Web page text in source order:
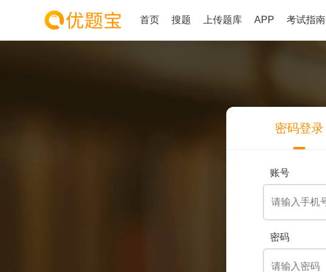
首页 搜题 上传题库 APP 考试指南
密码登录
账号
密码